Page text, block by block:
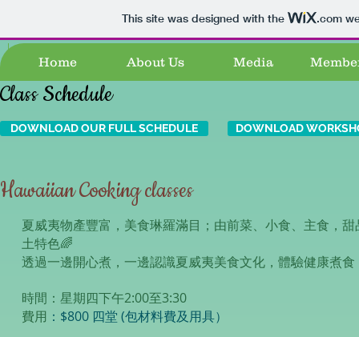
This site was designed with the .com
Home About Us Media
Class Schedule
DOWNLOAD OUR FULL SCHEDULE DOWNLOAD
Hawaiian Cooking classes
夏威夷物產豐富，美食琳羅滿目；由前菜、小食、主食，
土特色🌈
透過一邊開心煮，一邊認識夏威夷美食文化，體驗健康煮
時間：星期四下午2:00至3:30
費用 ：$800 四堂 (包材料費及用具）